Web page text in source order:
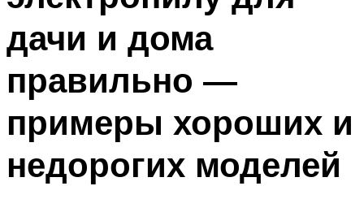
дачи и дома
правильно —
примеры хороших и
недорогих моделей